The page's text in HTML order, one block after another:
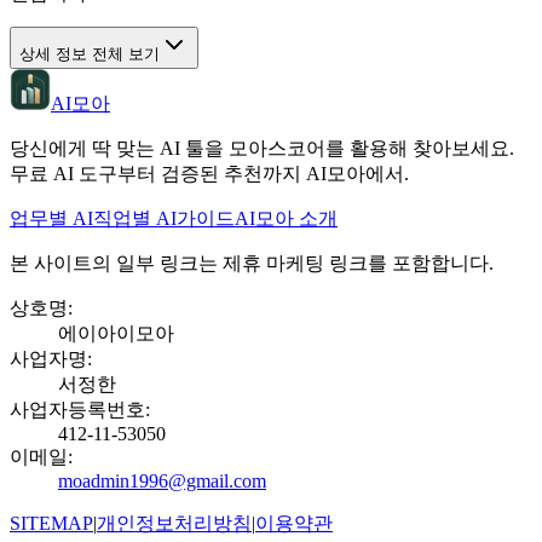
상세 정보 전체 보기
AI모아
당신에게 딱 맞는 AI 툴을 모아스코어를 활용해 찾아보세요.
무료 AI 도구부터 검증된 추천까지 AI모아에서.
업무별 AI직업별 AI가이드AI모아 소개
본 사이트의 일부 링크는 제휴 마케팅 링크를 포함합니다.
상호명:
에이아이모아
사업자명:
서정한
사업자등록번호:
412-11-53050
이메일:
moadmin1996@gmail.com
SITEMAP|개인정보처리방침|이용약관